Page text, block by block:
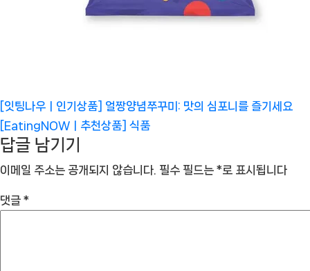
[잇팅나우ㅣ인기상품] 얼짱양념쭈꾸미: 맛의 심포니를 즐기세요
[EatingNOWㅣ추천상품] 식품
답글 남기기
이메일 주소는 공개되지 않습니다. 필수 필드는 *로 표시됩니다
댓글 *